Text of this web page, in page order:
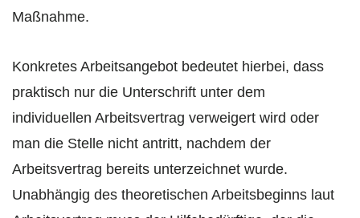
Maßnahme.
Konkretes Arbeitsangebot bedeutet hierbei, dass
praktisch nur die Unterschrift unter dem
individuellen Arbeitsvertrag verweigert wird oder
man die Stelle nicht antritt, nachdem der
Arbeitsvertrag bereits unterzeichnet wurde.
Unabhängig des theoretischen Arbeitsbeginns laut